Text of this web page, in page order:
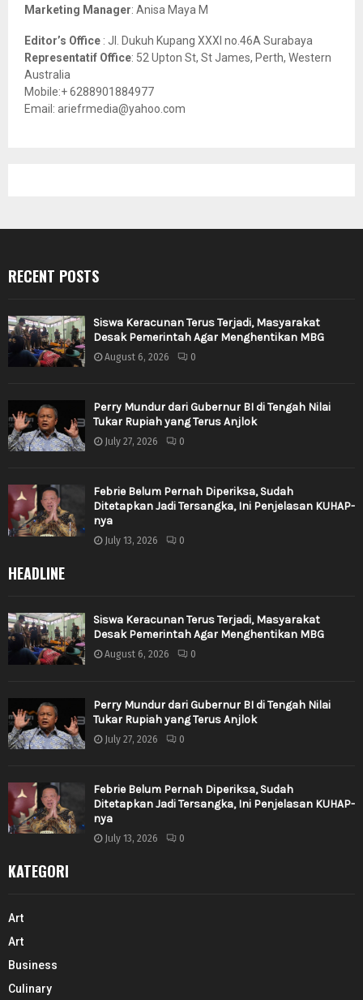
Marketing Manager: Anisa Maya M
Editor’s Office : Jl. Dukuh Kupang XXXI no.46A Surabaya
Representatif Office: 52 Upton St, St James, Perth, Western
Australia
Mobile:+ 6288901884977
Email: ariefrmedia@yahoo.com
RECENT POSTS
Siswa Keracunan Terus Terjadi, Masyarakat
Desak Pemerintah Agar Menghentikan MBG
August 6, 2026 0
Perry Mundur dari Gubernur BI di Tengah Nilai
Tukar Rupiah yang Terus Anjlok
July 27, 2026 0
Febrie Belum Pernah Diperiksa, Sudah
Ditetapkan Jadi Tersangka, Ini Penjelasan KUHAP-
nya
July 13, 2026 0
HEADLINE
Siswa Keracunan Terus Terjadi, Masyarakat
Desak Pemerintah Agar Menghentikan MBG
August 6, 2026 0
Perry Mundur dari Gubernur BI di Tengah Nilai
Tukar Rupiah yang Terus Anjlok
July 27, 2026 0
Febrie Belum Pernah Diperiksa, Sudah
Ditetapkan Jadi Tersangka, Ini Penjelasan KUHAP-
nya
July 13, 2026 0
KATEGORI
Art
Art
Business
Culinary